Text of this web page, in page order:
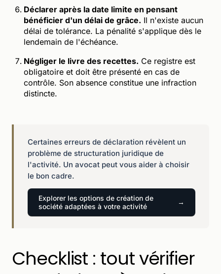
Déclarer après la date limite en pensant
bénéficier d'un délai de grâce. Il n'existe aucun
délai de tolérance. La pénalité s'applique dès le
lendemain de l'échéance.
Négliger le livre des recettes. Ce registre est
obligatoire et doit être présenté en cas de
contrôle. Son absence constitue une infraction
distincte.
Certaines erreurs de déclaration révèlent un
problème de structuration juridique de
l'activité. Un avocat peut vous aider à choisir
le bon cadre.
Explorer les options de création de
société adaptées à votre activité
Checklist : tout vérifier